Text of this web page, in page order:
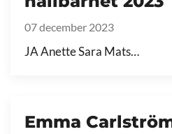
07 december 2023
JA Anette Sara Mats…
Emma